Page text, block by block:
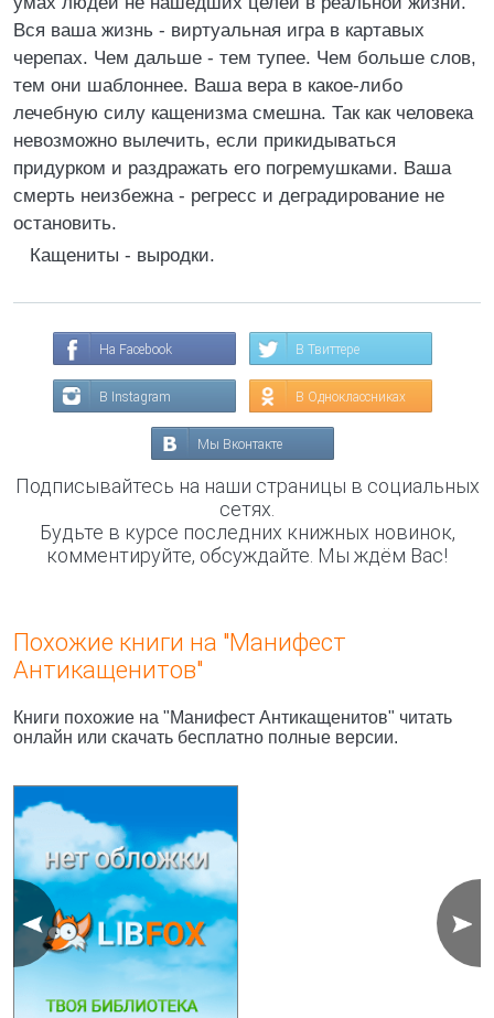
Вся ваша жизнь - виртуальная игра в картавых
черепах. Чем дальше - тем тупее. Чем больше слов,
тем они шаблоннее. Ваша вера в какое-либо
лечебную силу кащенизма смешна. Так как человека
невозможно вылечить, если прикидываться
придурком и раздражать его погремушками. Ваша
смерть неизбежна - регресс и деградирование не
остановить.
Кащениты - выродки.
На Facebook В Твиттере
В Instagram В Одноклассниках
Мы Вконтакте
Подписывайтесь на наши страницы в социальных
сетях.
Будьте в курсе последних книжных новинок,
комментируйте, обсуждайте. Мы ждём Вас!
Похожие книги на "Манифест
Антикащенитов"
Книги похожие на "Манифест Антикащенитов" читать
онлайн или скачать бесплатно полные версии.